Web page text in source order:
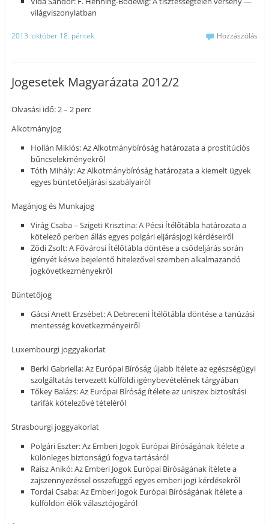
világviszonylatban
2013. október 18. péntek Hozzászólás
Jogesetek Magyarázata 2012/2
Olvasási idő: 2 – 2 perc
Alkotmányjog
Hollán Miklós: Az Alkotmánybíróság határozata a prostitúciós
bűncselekményekről
Tóth Mihály: Az Alkotmánybíróság határozata a kiemelt ügyek
egyes büntetőeljárási szabályairól
Magánjog és Munkajog
Virág Csaba – Szigeti Krisztina: A Pécsi Ítélőtábla határozata a
kötelező perben állás egyes polgári eljárásjogi kérdéseiről
Ződi Zsolt: A Fővárosi Ítélőtábla döntése a csődeljárás során
igényét késve bejelentő hitelezővel szemben alkalmazandó
jogkövetkezményekről
Büntetőjog
Gácsi Anett Erzsébet: A Debreceni Ítélőtábla döntése a tanúzási
mentesség következményeiről
Luxembourgi joggyakorlat
Berki Gabriella: Az Európai Bíróság újabb ítélete az egészségügyi
szolgáltatás tervezett külföldi igénybevételének tárgyában
Tőkey Balázs: Az Európai Bíróság ítélete az uniszex biztosítási
tarifák kötelezővé tételéről
Strasbourgi joggyakorlat
Polgári Eszter: Az Emberi Jogok Európai Bíróságának ítélete a
különleges biztonságú fogva tartásáról
Raisz Anikó: Az Emberi Jogok Európai Bíróságának ítélete a
zajszennyezéssel összefüggő egyes emberi jogi kérdésekről
Tordai Csaba: Az Emberi Jogok Európai Bíróságának ítélete a
külföldön élők választójogáról